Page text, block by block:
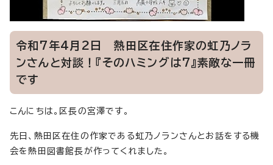
令和7年4月2日 熱田区在住作家の虹乃ノラ
ンさんと対談！『そのハミングは7』素敵な一冊
です
こんにちは。区長の宮澤です。
先日、熱田区在住の作家である虹乃ノランさんとお話をする機
会を熱田図書館長が作ってくれました。